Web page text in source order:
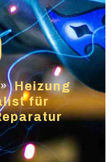
Heizung
für